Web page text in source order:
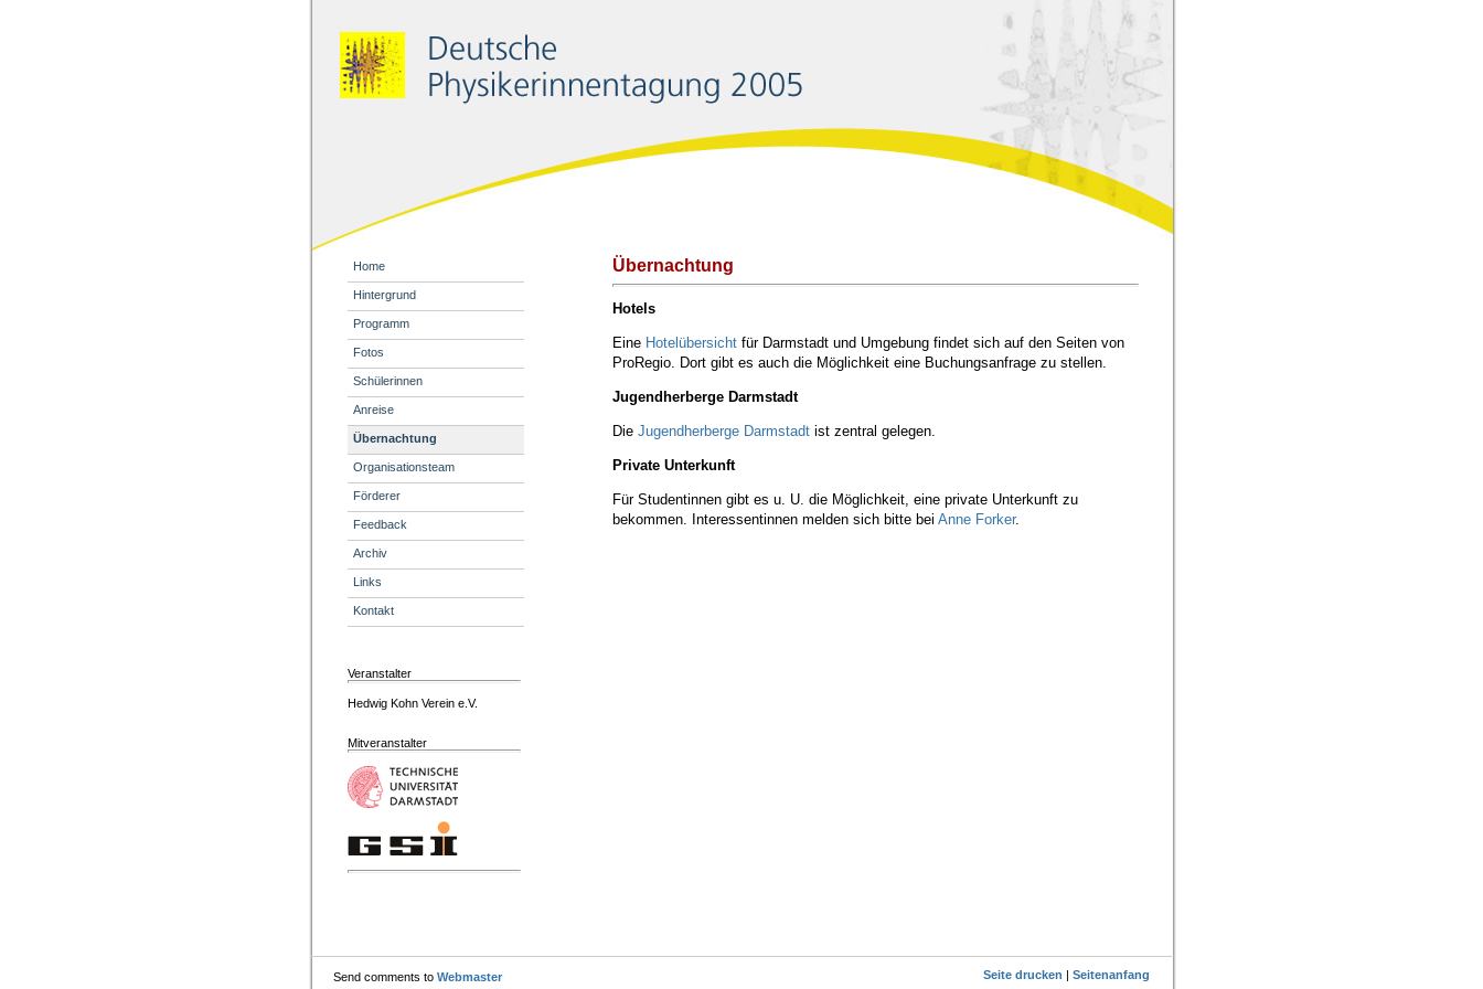
Home
Hintergrund
Programm
Fotos
Schülerinnen
Anreise
Übernachtung
Organisationsteam
Förderer
Feedback
Archiv
Links
Kontakt
Veranstalter
Hedwig Kohn Verein e.V.
Mitveranstalter
Übernachtung
Hotels
Eine Hotelübersichtfür Darmstadt und Umgebung findet sich auf den Seiten von
ProRegio. Dort gibt es auch die Möglichkeit eine Buchungsanfrage zu stellen.
Jugendherberge Darmstadt
Die Jugendherberge Darmstadtist zentral gelegen.
Private Unterkunft
Für Studentinnen gibt es u. U. die Möglichkeit, eine private Unterkunft zu
bekommen. Interessentinnen melden sich bitte bei Anne Forker.
Send comments to Webmaster
Seite drucken | Seitenanfang